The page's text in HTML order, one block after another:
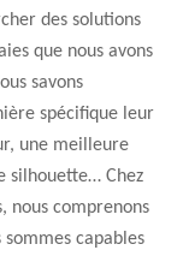
des solutions
que nous avons
savons
spécifique leur
une meilleure
silhouette… Chez
nous comprenons
capables